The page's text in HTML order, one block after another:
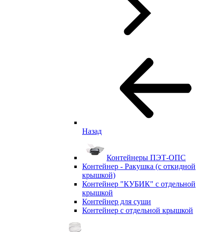
Назад
Контейнеры ПЭТ-ОПС
Контейнер - Ракушка (с откидной
крышкой)
Контейнер "КУБИК" с отдельной
крышкой
Контейнер для суши
Контейнер с отдельной крышкой